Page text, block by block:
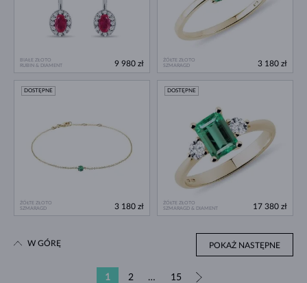
BIAŁE ZŁOTO
RUBIN & DIAMENT
9 980 zł
ŻÓŁTE ZŁOTO
SZMARAGD
3 180 zł
ŻÓŁTE ZŁOTO
SZMARAGD
DOSTĘPNE
3 180 zł
ŻÓŁTE ZŁOTO
SZMARAGD & DIAMENT
DOSTĘPNE
17 380 zł
POKAŻ NASTĘPNE
1 2 … 15
W GÓRĘ